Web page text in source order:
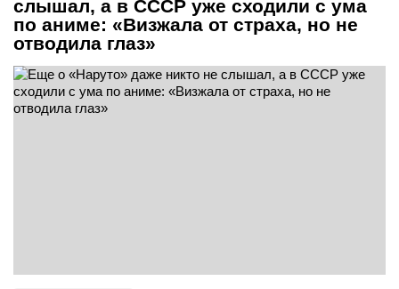
слышал, а в СССР уже сходили с ума
по аниме: «Визжала от страха, но не
отводила глаз»